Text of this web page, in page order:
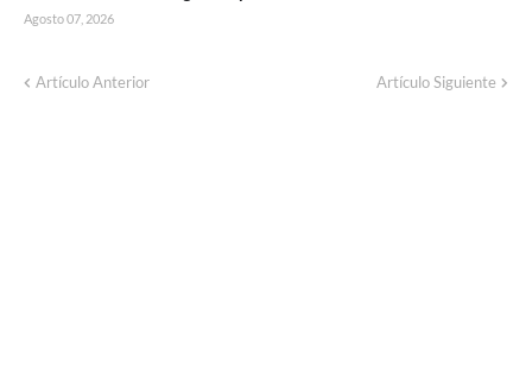
Agosto 07, 2026
Artículo Anterior Artículo Siguiente
Corte de energía programado para este